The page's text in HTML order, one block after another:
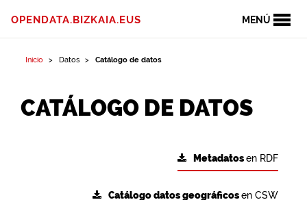
MENÚ
OPENDATA.BIZKAIA.EUS
Inicio Datos Catálogo de datos
CATÁLOGO DE DATOS
Metadatosen RDF
Catálogo datos geográficosen CSW